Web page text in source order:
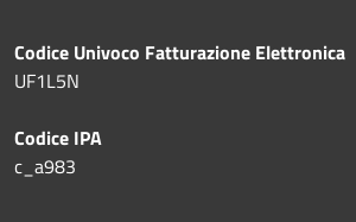
Codice Univoco Fatturazione Elettronica
UF1L5N
Codice IPA
c_a983